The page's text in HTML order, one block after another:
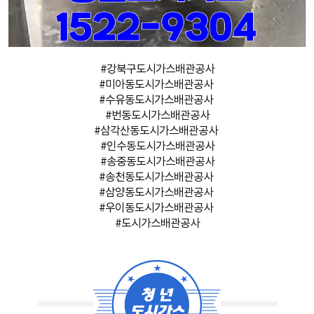
#강북구도시가스배관공사
#미아동도시가스배관공사
#수유동도시가스배관공사
#번동도시가스배관공사
#삼각산동도시가스배관공사
#인수동도시가스배관공사
#송중동도시가스배관공사
#송천동도시가스배관공사
#삼양동도시가스배관공사
#우이동도시가스배관공사
#도시가스배관공사